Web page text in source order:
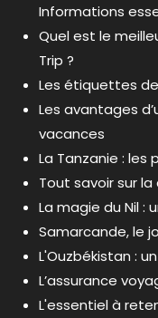
Informations
Quel est le
Trip ?
Les étiquettes
Les avantages
vacances
La Tanzanie : les
Tout savoir sur
La magie du Nil :
Samarcande, le
L'Ouzbékistan :
L’assurance
L'essentiel à